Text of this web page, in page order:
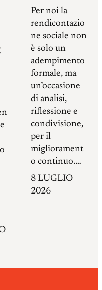
Per noi la
rendicontazio
ne sociale non
è solo un
adempimento
formale, ma
un’occasione
di analisi,
riflessione e
condivisione,
per il
migliorament
o continuo.…
8 LUGLIO
2026